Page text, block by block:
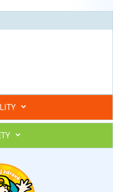
v kurzech STOBu
si odborníka STOBu ve